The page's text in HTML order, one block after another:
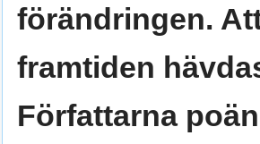
förändringen.
framtiden
Författarna